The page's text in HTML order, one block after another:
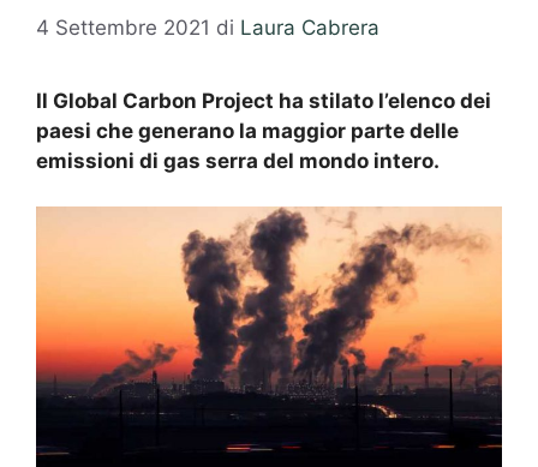
4 Settembre 2021 di Laura Cabrera
Il Global Carbon Project ha stilato l’elenco dei
paesi che generano la maggior parte delle
emissioni di gas serra del mondo intero.